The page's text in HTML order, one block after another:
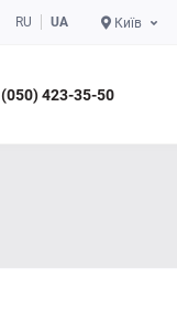
RU UA Київ
(050) 423-35-50